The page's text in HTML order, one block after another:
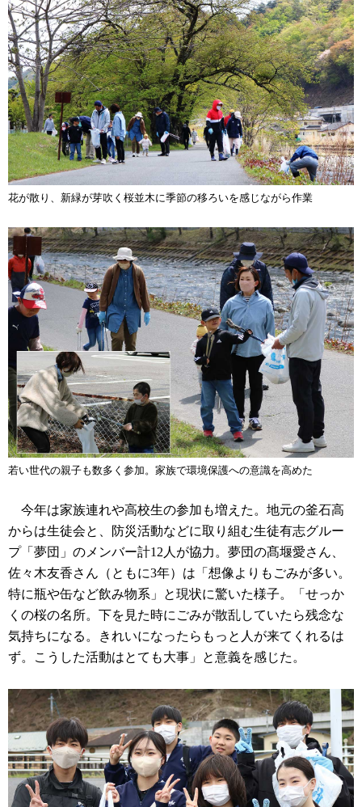
花が散り、新緑が芽吹く桜並木に季節の移ろいを感じながら作業
若い世代の親子も数多く参加。家族で環境保護への意識を高めた
今年は家族連れや高校生の参加も増えた。地元の釜石高
からは生徒会と、防災活動などに取り組む生徒有志グルー
プ「夢団」のメンバー計12人が協力。夢団の髙堰愛さん、
佐々木友香さん（ともに3年）は「想像よりもごみが多い。
特に瓶や缶など飲み物系」と現状に驚いた様子。「せっか
くの桜の名所。下を見た時にごみが散乱していたら残念な
気持ちになる。きれいになったらもっと人が来てくれるは
ず。こうした活動はとても大事」と意義を感じた。